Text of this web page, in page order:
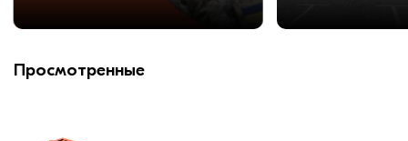
Просмотренные